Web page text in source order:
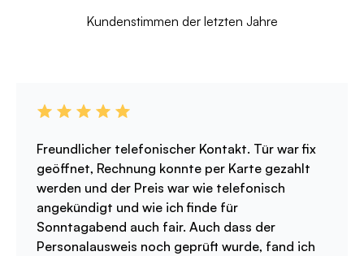
Kundenstimmen der letzten Jahre
Freundlicher telefonischer Kontakt. Tür war fix
geöffnet, Rechnung konnte per Karte gezahlt
werden und der Preis war wie telefonisch
angekündigt und wie ich finde für
Sonntagabend auch fair. Auch dass der
Personalausweis noch geprüft wurde, fand ich